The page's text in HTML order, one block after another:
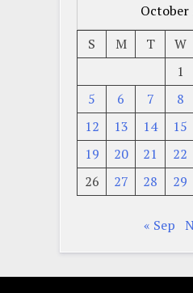
October
S
M T W
1
5
6 7 8
12
13 14 15
19
20 21 22
26
27 28 29
« Sep